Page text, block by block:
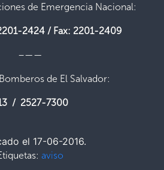
de Emergencia Nacional:
2424 / Fax: 2201-2409
–——
de El Salvador:
/ 2527-7300
el 17-06-2016.
aviso